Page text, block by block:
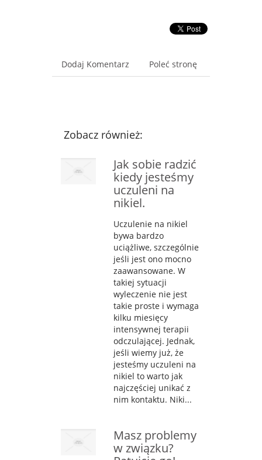
Dodaj Komentarz Poleć stronę
Zobacz również:
Jak sobie radzić
kiedy jesteśmy
uczuleni na
nikiel.
Uczulenie na nikiel
bywa bardzo
uciążliwe, szczególnie
jeśli jest ono mocno
zaawansowane. W
takiej sytuacji
wyleczenie nie jest
takie proste i wymaga
kilku miesięcy
intensywnej terapii
odczulającej. Jednak,
jeśli wiemy już, że
jesteśmy uczuleni na
nikiel to warto jak
najczęściej unikać z
nim kontaktu. Niki...
Masz problemy
w związku?